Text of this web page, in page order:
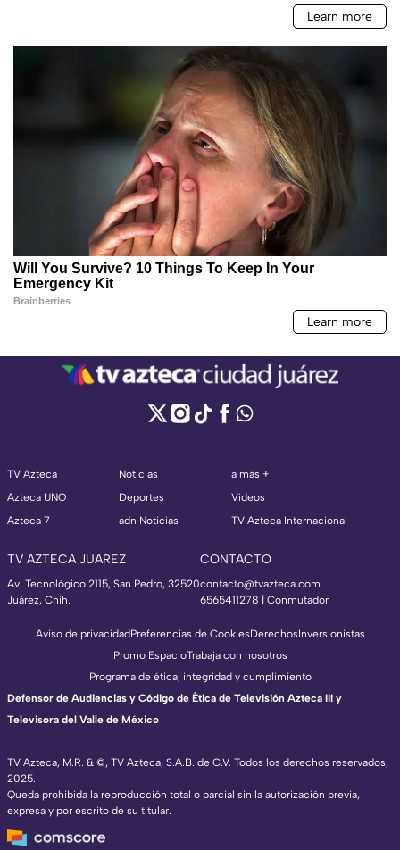
TV Azteca
Azteca UNO
Azteca 7
Noticias
Deportes
adn Noticias
a más +
Videos
TV Azteca Internacional
TV AZTECA JUAREZ
Av. Tecnológico 2115, San Pedro, 32520
Juárez, Chih.
CONTACTO
contacto@tvazteca.com
6565411278 | Conmutador
TV Azteca, M.R. & ©, TV Azteca, S.A.B. de C.V. Todos los derechos reservados,
2025.
Queda prohibida la reproducción total o parcial sin la autorización previa,
expresa y por escrito de su titular.
Aviso de privacidadPreferencias de CookiesDerechosInversionistas
Promo EspacioTrabaja con nosotros
Programa de ética, integridad y cumplimiento
Defensor de Audiencias y Código de Ética de Televisión Azteca III y
Televisora del Valle de México